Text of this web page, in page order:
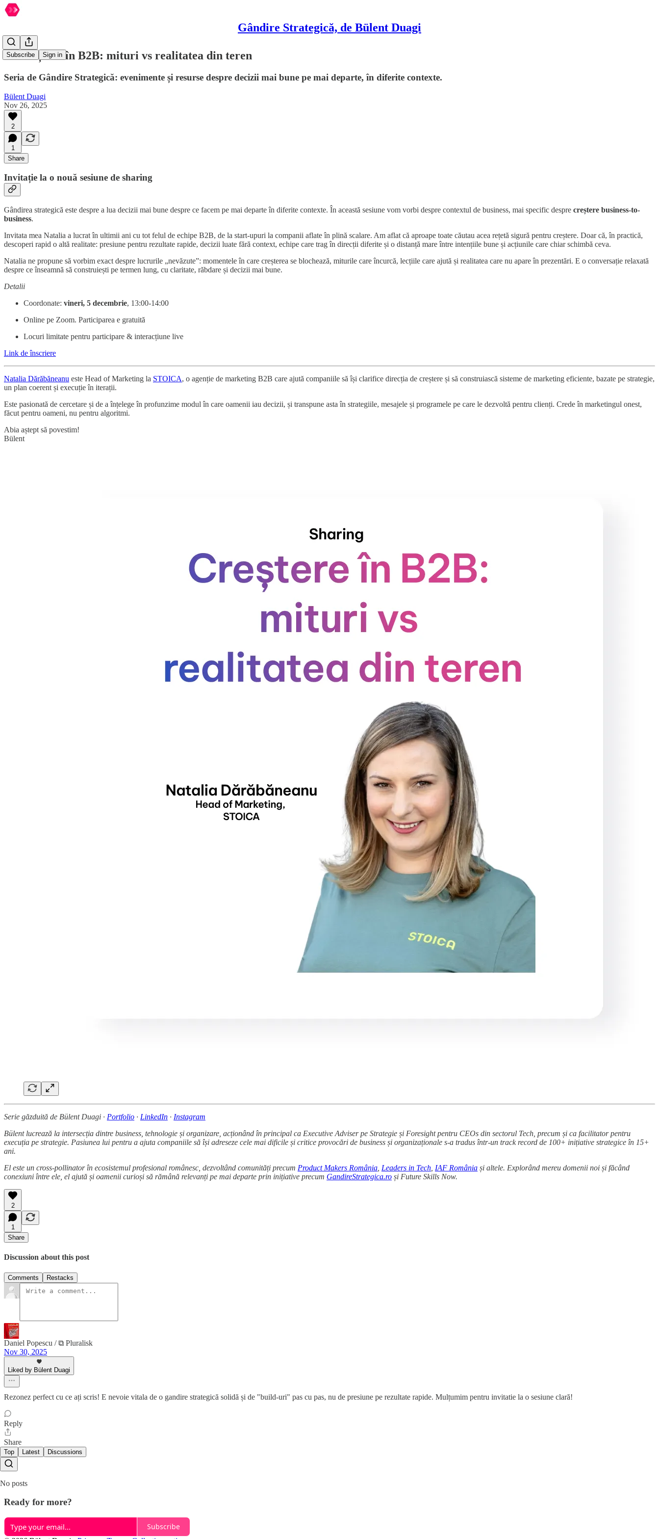
Gândire Strategică, de Bülent Duagi
Subscribe Sign in
🧭 Creștere în B2B: mituri vs realitatea din teren
Seria de Gândire Strategică: evenimente și resurse despre decizii mai bune pe mai departe, în diferite contexte.
Bülent Duagi
Nov 26, 2025
2
1
Share
Invitație la o nouă sesiune de sharing
Gândirea strategică este despre a lua decizii mai bune despre ce facem pe mai departe în diferite contexte. În această sesiune vom vorbi despre contextul de business, mai specific despre creștere business-to-
business.
​Invitata mea Natalia a lucrat în ultimii ani cu tot felul de echipe B2B, de la start-upuri la companii aflate în plină scalare. Am aflat că aproape toate căutau acea rețetă sigură pentru creștere. Doar că, în practică,
descoperi rapid o altă realitate: presiune pentru rezultate rapide, decizii luate fără context, echipe care trag în direcții diferite și o distanță mare între intențiile bune și acțiunile care chiar schimbă ceva.
​Natalia ne propune să vorbim exact despre lucrurile „nevăzute”: momentele în care creșterea se blochează, miturile care încurcă, lecțiile care ajută și realitatea care nu apare în prezentări. E o conversație relaxată
despre ce înseamnă să construiești pe termen lung, cu claritate, răbdare și decizii mai bune.
Detalii
Coordonate: vineri, 5 decembrie, 13:00-14:00
Online pe Zoom. Participarea e gratuită
Locuri limitate pentru participare & interacțiune live
Link de înscriere
Natalia Dărăbăneanu este Head of Marketing la STOICA, o agenție de marketing B2B care ajută companiile să își clarifice direcția de creștere și să construiască sisteme de marketing eficiente, bazate pe strategie,
un plan coerent și execuție în iterații.
Este pasionată de cercetare și de a înțelege în profunzime modul în care oamenii iau decizii, și transpune asta în strategiile, mesajele și programele pe care le dezvoltă pentru clienți. Crede în marketingul onest,
făcut pentru oameni, nu pentru algoritmi.
Abia aștept să povestim!
Bülent
Serie găzduită de Bülent Duagi · Portfolio · LinkedIn · Instagram
Bülent lucrează la intersecția dintre business, tehnologie și organizare, acționând în principal ca Executive Adviser pe Strategie și Foresight pentru CEOs din sectorul Tech, precum și ca facilitator pentru
execuția pe strategie. Pasiunea lui pentru a ajuta companiile să își adreseze cele mai dificile și critice provocări de business și organizaționale s-a tradus într-un track record de 100+ inițiative strategice în 15+
ani.
El este un cross-pollinator în ecosistemul profesional românesc, dezvoltând comunități precum Product Makers România Leaders in Tech IAF România și altele. Explorând mereu domenii noi și făcând
conexiuni între ele, el ajută și oamenii curioși să rămână relevanți pe mai departe prin inițiative precum GandireStrategica.ro și Future Skills Now.
2
1
Share
Discussion about this post
Comments Restacks
Daniel Popescu / ⧉ Pluralisk
Nov 30, 2025
Liked by Bülent Duagi
Rezonez perfect cu ce ați scris! E nevoie vitala de o gandire strategică solidă și de "build-uri" pas cu pas, nu de presiune pe rezultate rapide. Mulțumim pentru invitatie la o sesiune clară!
Reply
Share
Top Latest Discussions
No posts
Ready for more?
Subscribe